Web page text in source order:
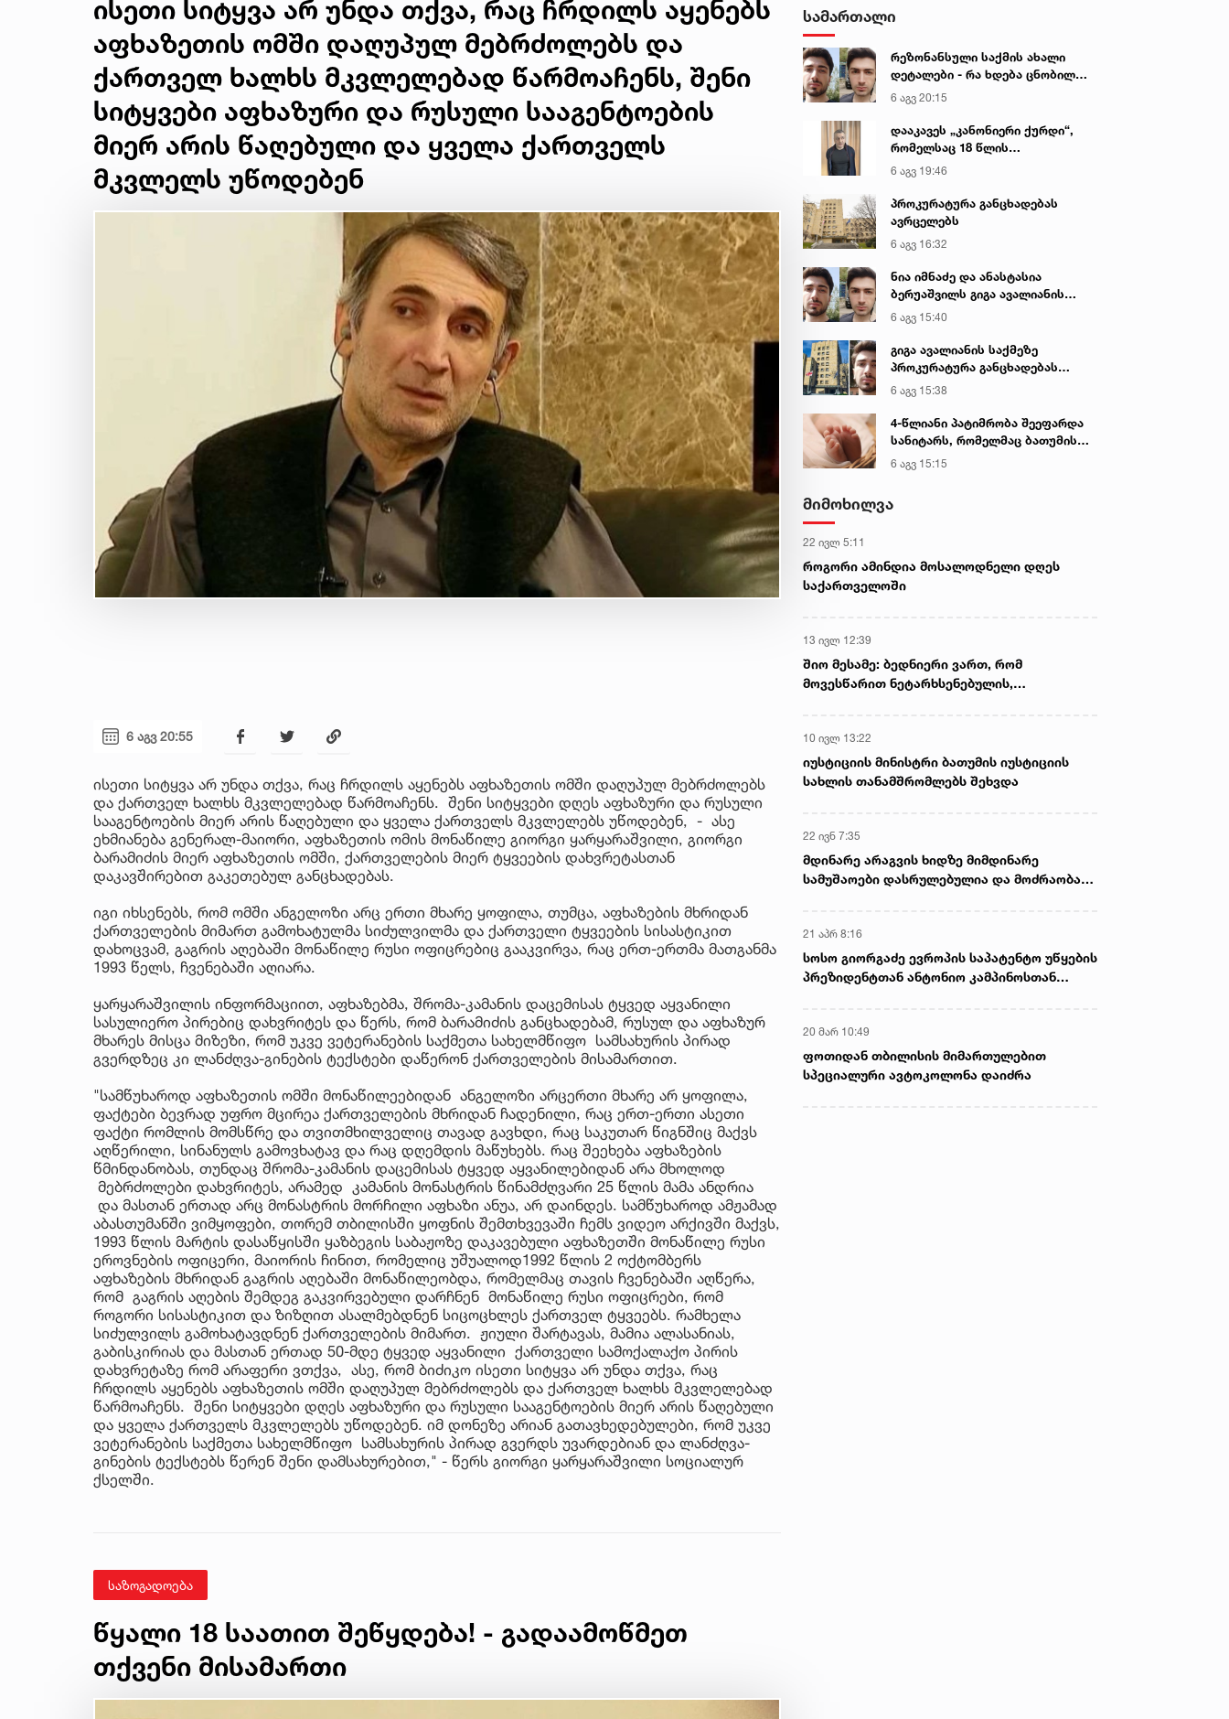
ისეთი სიტყვა არ უნდა თქვა, რაც ჩრდილს აყენებს
აფხაზეთის ომში დაღუპულ მებრძოლებს და
ქართველ ხალხს მკვლელებად წარმოაჩენს, შენი
სიტყვები აფხაზური და რუსული სააგენტოების
მიერ არის წაღებული და ყველა ქართველს
მკვლელს უწოდებენ
6 აგვ 20:55
ისეთი სიტყვა არ უნდა თქვა, რაც ჩრდილს აყენებს აფხაზეთის ომში დაღუპულ მებრძოლებს
და ქართველ ხალხს მკვლელებად წარმოაჩენს. შენი სიტყვები დღეს აფხაზური და რუსული
სააგენტოების მიერ არის წაღებული და ყველა ქართველს მკვლელებს უწოდებენ, - ასე
ეხმიანება გენერალ-მაიორი, აფხაზეთის ომის მონაწილე გიორგი ყარყარაშვილი, გიორგი
ბარამიძის მიერ აფხაზეთის ომში, ქართველების მიერ ტყვეების დახვრეტასთან
დაკავშირებით გაკეთებულ განცხადებას.
იგი იხსენებს, რომ ომში ანგელოზი არც ერთი მხარე ყოფილა, თუმცა, აფხაზების მხრიდან
ქართველების მიმართ გამოხატულმა სიძულვილმა და ქართველი ტყვეების სისასტიკით
დახოცვამ, გაგრის აღებაში მონაწილე რუსი ოფიცრებიც გააკვირვა, რაც ერთ-ერთმა მათგანმა
1993 წელს, ჩვენებაში აღიარა.
ყარყარაშვილის ინფორმაციით, აფხაზებმა, შრომა-კამანის დაცემისას ტყვედ აყვანილი
სასულიერო პირებიც დახვრიტეს და წერს, რომ ბარამიძის განცხადებამ, რუსულ და აფხაზურ
მხარეს მისცა მიზეზი, რომ უკვე ვეტერანების საქმეთა სახელმწიფო სამსახურის პირად
გვერდზეც კი ლანძღვა-გინების ტექსტები დაწერონ ქართველების მისამართით.
"სამწუხაროდ აფხაზეთის ომში მონაწილეებიდან ანგელოზი არცერთი მხარე არ ყოფილა,
ფაქტები ბევრად უფრო მცირეა ქართველების მხრიდან ჩადენილი, რაც ერთ-ერთი ასეთი
ფაქტი რომლის მომსწრე და თვითმხილველიც თავად გავხდი, რაც საკუთარ წიგნშიც მაქვს
აღწერილი, სინანულს გამოვხატავ და რაც დღემდის მაწუხებს. რაც შეეხება აფხაზების
წმინდანობას, თუნდაც შრომა-კამანის დაცემისას ტყვედ აყვანილებიდან არა მხოლოდ
მებრძოლები დახვრიტეს, არამედ კამანის მონასტრის წინამძღვარი 25 წლის მამა ანდრია
და მასთან ერთად არც მონასტრის მორჩილი აფხაზი ანუა, არ დაინდეს. სამწუხაროდ ამჟამად
აბასთუმანში ვიმყოფები, თორემ თბილისში ყოფნის შემთხვევაში ჩემს ვიდეო არქივში მაქვს,
1993 წლის მარტის დასაწყისში ყაზბეგის საბაჟოზე დაკავებული აფხაზეთში მონაწილე რუსი
ეროვნების ოფიცერი, მაიორის ჩინით, რომელიც უშუალოდ1992 წლის 2 ოქტომბერს
აფხაზების მხრიდან გაგრის აღებაში მონაწილეობდა, რომელმაც თავის ჩვენებაში აღწერა,
რომ გაგრის აღების შემდეგ გაკვირვებული დარჩნენ მონაწილე რუსი ოფიცრები, რომ
როგორი სისასტიკით და ზიზღით ასალმებდნენ სიცოცხლეს ქართველ ტყვეებს. რამხელა
სიძულვილს გამოხატავდნენ ქართველების მიმართ. ჟიული შარტავას, მამია ალასანიას,
გაბისკირიას და მასთან ერთად 50-მდე ტყვედ აყვანილი ქართველი სამოქალაქო პირის
დახვრეტაზე რომ არაფერი ვთქვა, ასე, რომ ბიძიკო ისეთი სიტყვა არ უნდა თქვა, რაც
ჩრდილს აყენებს აფხაზეთის ომში დაღუპულ მებრძოლებს და ქართველ ხალხს მკვლელებად
წარმოაჩენს. შენი სიტყვები დღეს აფხაზური და რუსული სააგენტოების მიერ არის წაღებული
და ყველა ქართველს მკვლელებს უწოდებენ. იმ დონეზე არიან გათავხედებულები, რომ უკვე
ვეტერანების საქმეთა სახელმწიფო სამსახურის პირად გვერდს უვარდებიან და ლანძღვა-
გინების ტექსტებს წერენ შენი დამსახურებით," - წერს გიორგი ყარყარაშვილი სოციალურ
ქსელში.
საზოგადოება
წყალი 18 საათით შეწყდება! - გადაამოწმეთ
თქვენი მისამართი
სამართალი
რეზონანსული საქმის ახალი
დეტალები - რა ხდება ცნობილი
გიგა ავალიანის მკვლელობაზე
6 აგვ 20:15
დააკავეს „კანონიერი ქურდი“,
რომელსაც 18 წლის
განმავლობაში ეძებდნენ
6 აგვ 19:46
პროკურატურა განცხადებას
ავრცელებს
6 აგვ 16:32
ნია იმნაძე და ანასტასია
ბერუაშვილს გიგა ავალიანის
საქმეზე ბრალი წარედგინათ
6 აგვ 15:40
გიგა ავალიანის საქმეზე
პროკურატურა განცხადებას
ავრცელებს
6 აგვ 15:38
4-წლიანი პატიმრობა შეეფარდა
სანიტარს, რომელმაც ბათუმის
კლინიკის საპირფარეშოში
იმშობიარა და ახალშობილს
მიაყენა
6 აგვ 15:15
მიმოხილვა
22 ივლ 5:11
როგორი ამინდია მოსალოდნელი დღეს
საქართველოში
13 ივლ 12:39
შიო მესამე: ბედნიერი ვართ, რომ
მოვესწარით ნეტარხსენებულის,
10 ივლ 13:22
იუსტიციის მინისტრი ბათუმის იუსტიციის
სახლის თანამშრომლებს შეხვდა
22 ივნ 7:35
მდინარე არაგვის ხიდზე მიმდინარე
სამუშაოები დასრულებულია და მოძრაობა
21 აპრ 8:16
სოსო გიორგაძე ევროპის საპატენტო უწყების
პრეზიდენტთან ანტონიო კამპინოსთან
20 მარ 10:49
ფოთიდან თბილისის მიმართულებით
სპეციალური ავტოკოლონა დაიძრა